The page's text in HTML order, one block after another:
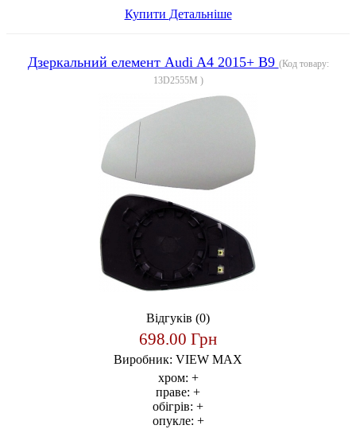
Купити Детальніше
Дзеркальний елемент Audi A4 2015+ B9 (Код товару:
13D2555M )
Відгуків (0)
698.00 Грн
Виробник: VIEW MAX
хром: +
праве: +
обігрів: +
опукле: +